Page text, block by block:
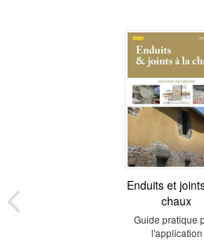
Enduits et
chaux
Guide pratique
l'application